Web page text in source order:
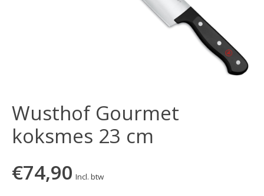
Wusthof Gourmet
koksmes 23 cm
€74,90 Incl. btw